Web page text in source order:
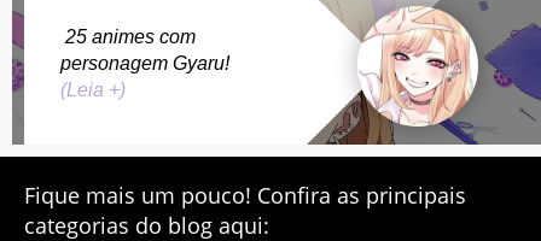
25 animes com
personagem Gyaru!
(Leia +)
Fique mais um pouco! Confira as principais
categorias do blog aqui: